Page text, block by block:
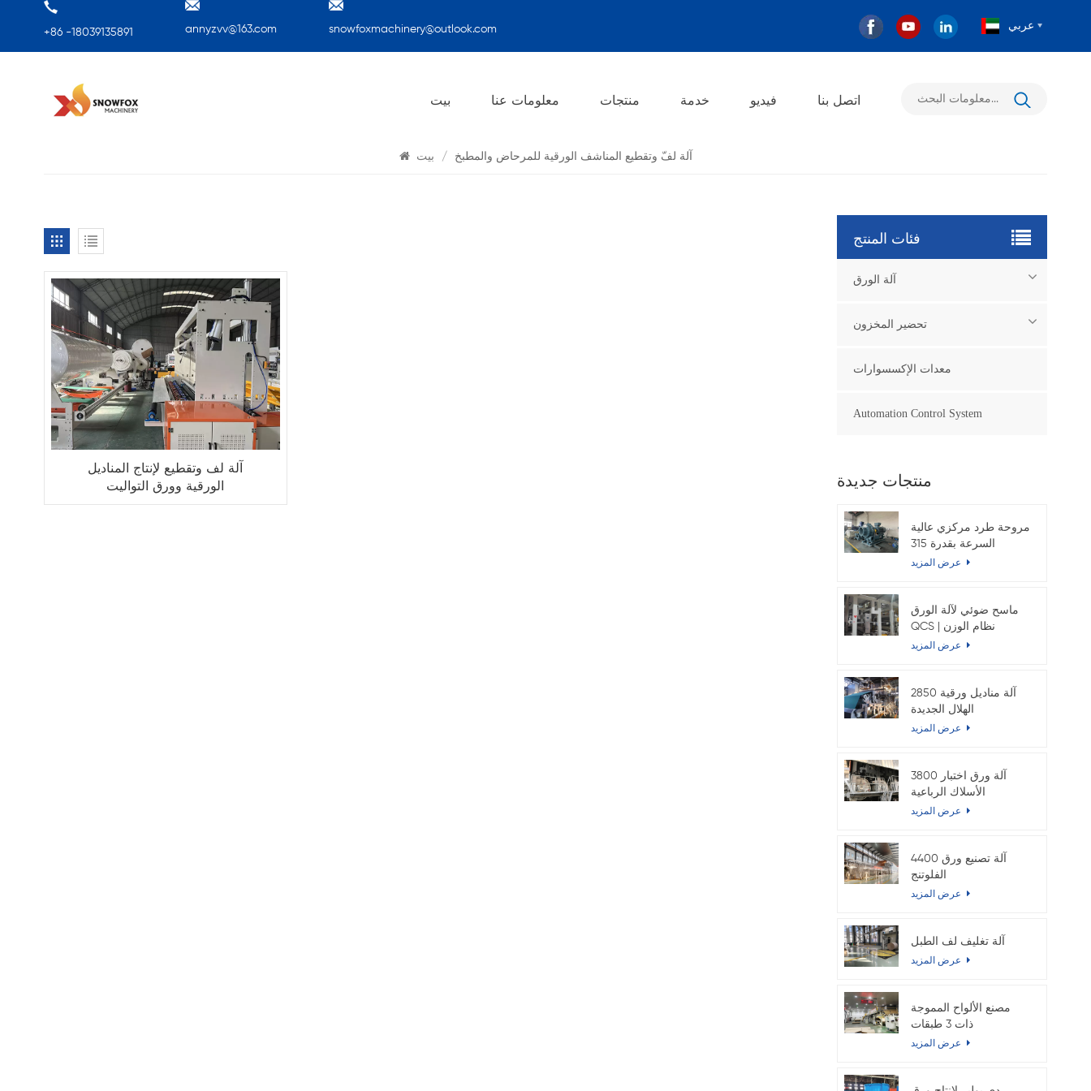
+86 -18039135891 annyzvv@163.com snowfoxmachinery@outlook.com عربي
بيت معلومات عنا منتجات خدمة فيديو اتصل بنا يبحث
/ آلة لفّ وتقطيع المناشف الورقية للمرحاض والمطبخ
آلة لف وتقطيع لإنتاج المناديل
الورقية وورق التواليت
فئات المنتج
آلة الورق
تحضير المخزون
معدات الإكسسوارات
Automation Control System
منتجات جديدة
مروحة طرد مركزي عالية
السرعة بقدرة 315
كيلوواط لماكينة ورق
ماسح ضوئي لآلة الورق
QCS | نظام الوزن
والرطوبة الأساسي عبر
2850 آلة مناديل ورقية
الهلال الجديدة
3800 آلة ورق اختبار
الأسلاك الرباعية
المزدوجة
4400 آلة تصنيع ورق
الفلوتنج
آلة تغليف لف الطبل
مصنع الألواح المموجة
ذات 3 طبقات